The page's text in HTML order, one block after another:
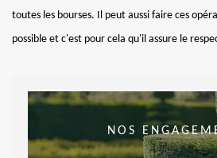
toutes les bourses. Il peut aussi faire ces
possible et c'est pour cela qu'il assure le
NOS